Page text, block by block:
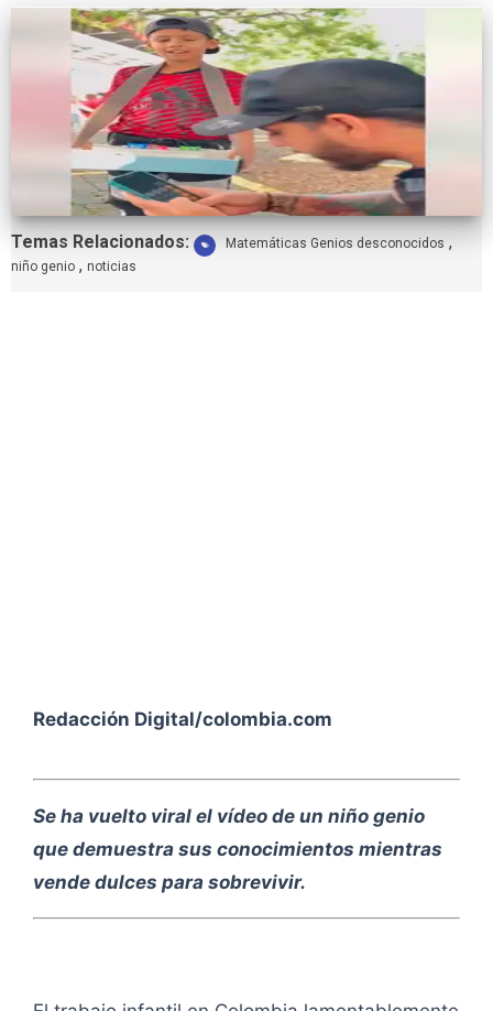
Temas Relacionados: Etiquetas:
Matemáticas Genios desconocidos ,
niño genio , noticias
Redacción Digital/colombia.com
Se ha vuelto viral el vídeo de un niño genio
que demuestra sus conocimientos mientras
vende dulces para sobrevivir.